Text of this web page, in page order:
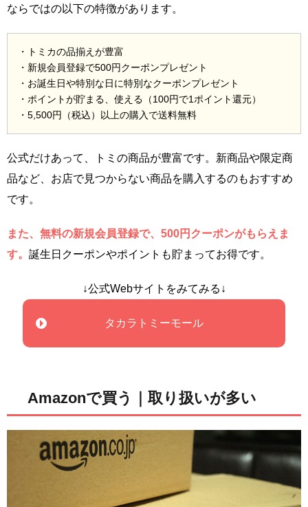
ならではの以下の特徴があります。
・トミカの品揃えが豊富
・新規会員登録で500円クーポンプレゼント
・お誕生日や特別な日に特別なクーポンプレゼント
・ポイントが貯まる、使える（100円で1ポイント還元）
・5,500円（税込）以上の購入で送料無料
公式だけあって、トミの商品が豊富です。新商品や限定商
品など、お店で見つからない商品を購入するのもおすすめ
です。
また、無料の新規会員登録で、500円クーポンがもらえま
す。 誕生日クーポンやポイントも貯まってお得です。
↓公式Webサイトをみてみる↓
タカラトミーモール
Amazonで買う｜取り扱いが多い